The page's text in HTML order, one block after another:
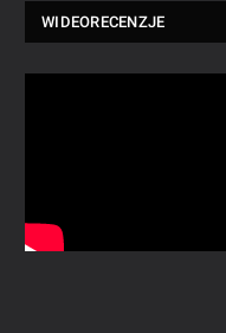
WIDEORECENZJE